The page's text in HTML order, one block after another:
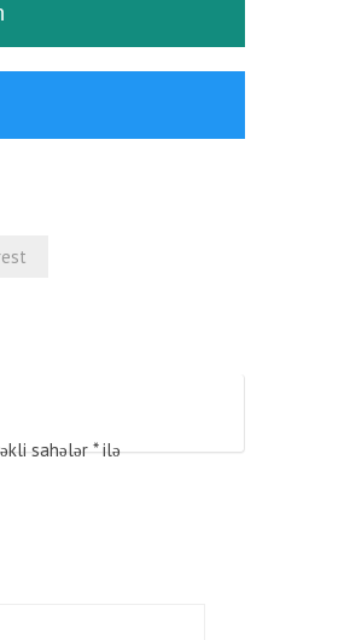
sahələr*ilə